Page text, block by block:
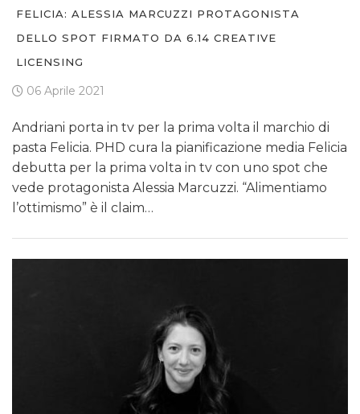
FELICIA: ALESSIA MARCUZZI PROTAGONISTA
DELLO SPOT FIRMATO DA 6.14 CREATIVE
LICENSING
06 Aprile 2021
Andriani porta in tv per la prima volta il marchio di
pasta Felicia. PHD cura la pianificazione media Felicia
debutta per la prima volta in tv con uno spot che
vede protagonista Alessia Marcuzzi. “Alimentiamo
l’ottimismo” è il claim…